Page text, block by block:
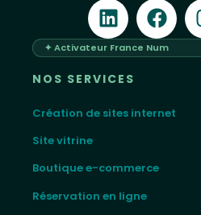
✦ Activateur France Num
NOS SERVICES
Création de sites internet
Site vitrine
Boutique e-commerce
Réservation en ligne